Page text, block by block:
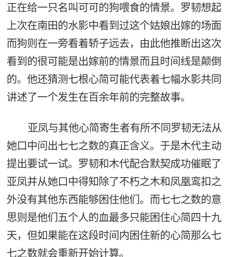
正在给一只名叫可可的狗喂食的情景。罗韧想起
上次在南田的水影中看到过这个姑娘出嫁的场面
而狗则在一旁看着轿子远去，由此他推断出这次
看到的很可能是出嫁前的情景而且时间线是颠倒
的。他还猜测七根心简可能代表着七幅水影共同
讲述了一个发生在百余年前的完整故事。
亚凤与其他心简寄生者有所不同罗韧无法从
她口中问出七七之数的真正含义。于是木代主动
提出要试一试。罗韧和木代配合默契成功催眠了
亚凤并从她口中得知除了不朽之木和凤凰鸾扣之
外没有其他东西能够困住他们。而七七之数的意
思则是他们五个人的血最多只能困住心简四十九
天，但如果能在这段时间内困住新的心简那么七
七之数就会重新开始计算。